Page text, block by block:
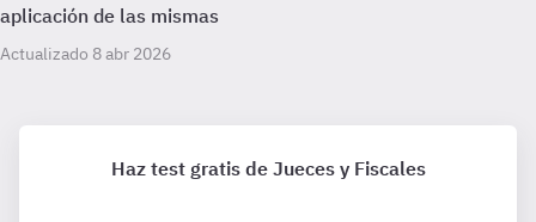
aplicación de las mismas
Actualizado 8 abr 2026
Haz test gratis de Jueces y Fiscales